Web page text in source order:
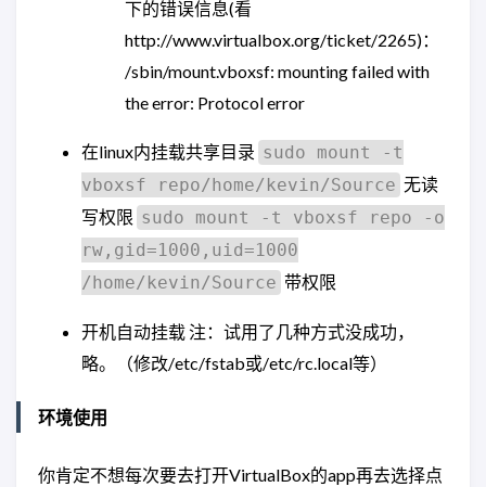
下的错误信息(看
http://www.virtualbox.org/ticket/2265)：
/sbin/mount.vboxsf: mounting failed with
the error: Protocol error
在linux内挂载共享目录 sudo mount -t
vboxsf repo/home/kevin/Source 无读
写权限 sudo mount -t vboxsf repo -o
rw,gid=1000,uid=1000
/home/kevin/Source 带权限
开机自动挂载 注：试用了几种方式没成功，
略。（修改/etc/fstab或/etc/rc.local等）
环境使用
你肯定不想每次要去打开VirtualBox的app再去选择点